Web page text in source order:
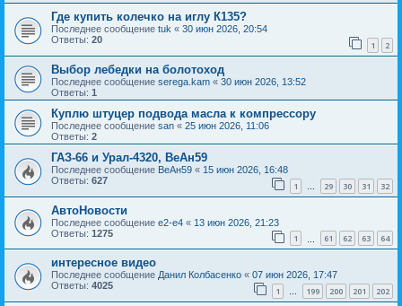
Где купить колечко на иглу К135?
Последнее сообщение tuk « 30 июн 2026, 20:54
Ответы: 20 1 2
Выбор лебедки на болотоход
Последнее сообщение serega.kam « 30 июн 2026, 13:52
Ответы: 1
Куплю штуцер подвода масла к компрессору
Последнее сообщение san « 25 июн 2026, 11:06
Ответы: 2
ГАЗ-66 и Урал-4320, ВеАн59
Последнее сообщение ВеАн59 « 15 июн 2026, 16:48
Ответы: 627 1 … 29 30 31 32
АвтоНовости
Последнее сообщение e2-e4 « 13 июн 2026, 21:23
Ответы: 1275 1 61 62 63 64
интересное видео
Последнее сообщение Данил Колбасенко « 07 июн 2026, 17:47
Ответы: 4025 1 … 199 200 201 202